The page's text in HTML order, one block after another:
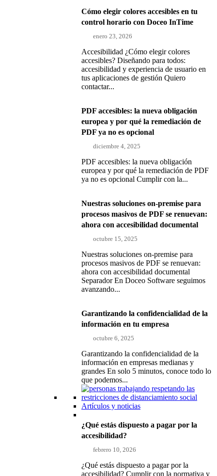
Cómo elegir colores accesibles en tu
control horario con Doceo InTime
enero 23, 2026
Accesibilidad ¿Cómo elegir colores
accesibles? Diseñando para todos:
accesibilidad y experiencia de usuario en
tus aplicaciones de gestión Quiero
contactar...
PDF accesibles: la nueva obligación
europea y por qué la remediación de
PDF ya no es opcional
diciembre 4, 2025
PDF accesibles: la nueva obligación
europea y por qué la remediación de PDF
ya no es opcional Cumplir con la...
Nuestras soluciones on-premise para
procesos masivos de PDF se renuevan:
ahora con accesibilidad documental
octubre 15, 2025
Nuestras soluciones on-premise para
procesos masivos de PDF se renuevan:
ahora con accesibilidad documental
Separador En Doceo Software seguimos
avanzando...
Garantizando la confidencialidad de la
información en tu empresa
octubre 6, 2025
Garantizando la confidencialidad de la
información en empresas medianas y
grandes En solo 5 minutos, conoce todo lo
que podemos...
Artículos y noticias
¿Qué estás dispuesto a pagar por la
accesibilidad?
febrero 10, 2026
¿Qué estás dispuesto a pagar por la
accesibilidad? Cumplir con la normativa y